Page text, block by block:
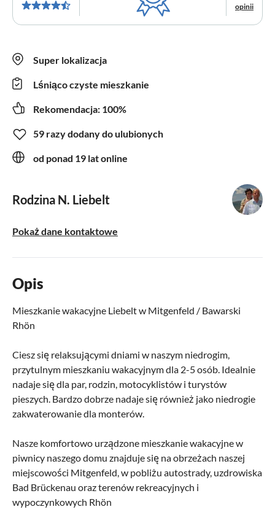
opinii
Super lokalizacja
Lśniąco czyste mieszkanie
Rekomendacja: 100%
59 razy dodany do ulubionych
od ponad 19 lat online
Rodzina N. Liebelt
Pokaż dane kontaktowe
Opis
Mieszkanie wakacyjne Liebelt w Mitgenfeld / Bawarski
Rhön
Ciesz się relaksującymi dniami w naszym niedrogim,
przytulnym mieszkaniu wakacyjnym dla 2-5 osób. Idealnie
nadaje się dla par, rodzin, motocyklistów i turystów
pieszych. Bardzo dobrze nadaje się również jako niedrogie
zakwaterowanie dla monterów.
Nasze komfortowo urządzone mieszkanie wakacyjne w
piwnicy naszego domu znajduje się na obrzeżach naszej
miejscowości Mitgenfeld, w pobliżu autostrady, uzdrowiska
Bad Brückenau oraz terenów rekreacyjnych i
wypoczynkowych Rhön